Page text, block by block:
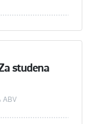
studena
ABV